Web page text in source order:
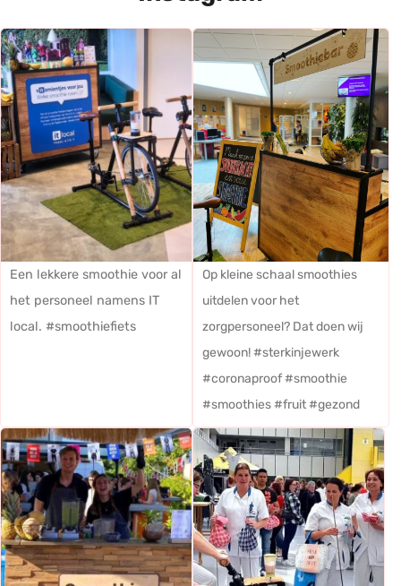
Een lekkere smoothie voor al
het personeel namens IT
local. #smoothiefiets
Op kleine schaal smoothies
uitdelen voor het
zorgpersoneel? Dat doen wij
gewoon! #sterkinjewerk
#coronaproof #smoothie
#smoothies #fruit #gezond